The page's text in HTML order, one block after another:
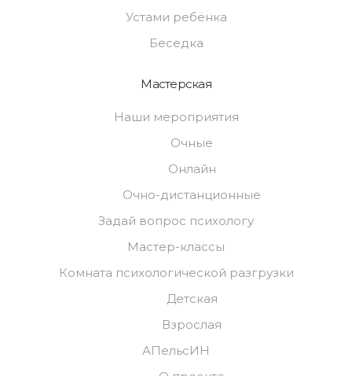
Устами ребёнка
Беседка
Мастерская
Наши мероприятия
Очные
Онлайн
Очно-дистанционные
Задай вопрос психологу
Мастер-классы
Комната психологической разгрузки
Детская
Взрослая
АПельсИН